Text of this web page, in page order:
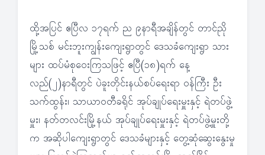
ထို့အပြင် ဧပြီလ ၁၇ရက် ည ၉နာရီအချိန်တွင် တာင်ညို
မြို့သစ် မင်းဘူးကျွန်းကျေးရွာတွင် ဒေသခံကျေးရွာ သား
များ ထပ်မံစုဝေးကြသဖြင့် ဧပြီ(၁၈)ရက် နေ့
လည်(၂)နာရီတွင် ပဲခူးတိုင်းနယ်စပ်ရေးရာ ဝန်ကြီး ဦး
သက်ထွန်း၊ သာယာဝတီခရိုင် အုပ်ချုပ်ရေးမှူးနှင့် ရဲတပ်ဖွဲ့
မှူး၊ နတ်တလင်းမြို့နယ် အုပ်ချုပ်ရေးမှူးနှင့် ရဲတပ်ဖွဲ့မှူးတို့
က အဆိုပါကျေးရွာတွင် ဒေသခံများနှင့် တွေ့ဆုံဆွေးနွေးမှု